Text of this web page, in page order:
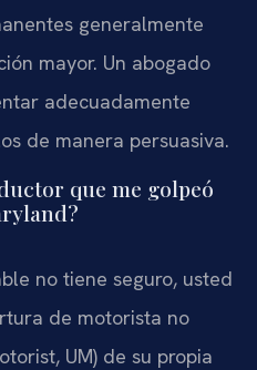
generalmente
mayor. Un abogado
adecuadamente
de manera persuasiva.
que me golpeó
no tiene seguro, usted
de motorista no
UM) de su propia